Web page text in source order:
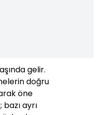
gelir.
doğru
öne
ayrı